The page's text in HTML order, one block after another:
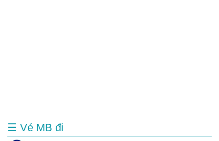
☰ Vé MB đi